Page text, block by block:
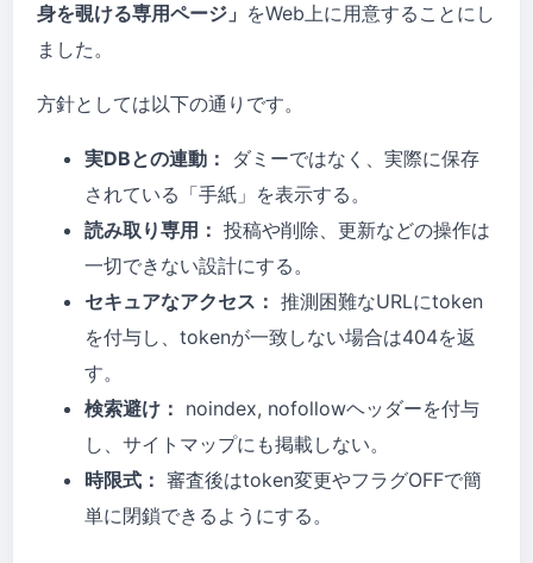
身を覗ける専用ページ」 をWeb上に用意することにし
ました。
方針としては以下の通りです。
実DBとの連動：
ダミーではなく、実際に保存
されている「手紙」を表示する。
読み取り専用： 投稿や削除、更新などの操作は
一切できない設計にする。
セキュアなアクセス： 推測困難なURLにtoken
を付与し、tokenが一致しない場合は404を返
す。
検索避け： noindex, nofollowヘッダーを付与
し、サイトマップにも掲載しない。
時限式： 審査後はtoken変更やフラグOFFで簡
単に閉鎖できるようにする。